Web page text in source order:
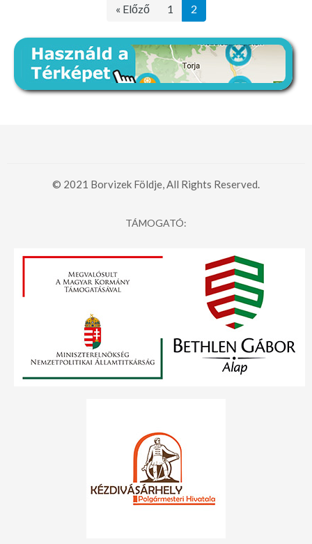
« Előző 1 2
© 2021 Borvizek Földje, All Rights Reserved.
TÁMOGATÓ: